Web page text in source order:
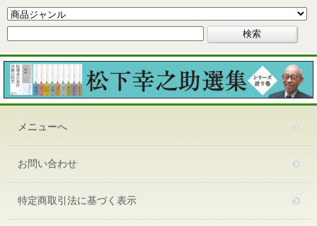
メニューへ
お問い合わせ
特定商取引法に基づく表示